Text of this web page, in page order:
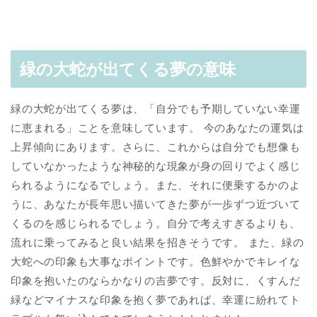
緑の大蛇が出てくる夢の意味
緑の大蛇が出てくる夢は、「自分でも予期していない幸運
に恵まれる」ことを意味しています。 今のあなたの運気は
上昇傾向にあります。さらに、これからは自分でも想像も
していなかったような神秘的な現象が身の回りでよく感じ
られるようになるでしょう。また、それに便乗するかのよ
うに、あなたが長年思い描いてきた夢が一歩ずつ近づいて
くるのを感じられるでしょう。自分で考えすぎるよりも、
流れに乗ってみると良い結果を招きそうです。 また、緑の
大蛇への印象も大事なポイントです。色鮮やかでキレイな
印象を抱いたのならかなりの吉夢です。反対に、くすんだ
緑などマイナスな印象を抱く夢であれば、幸運に紛れてト